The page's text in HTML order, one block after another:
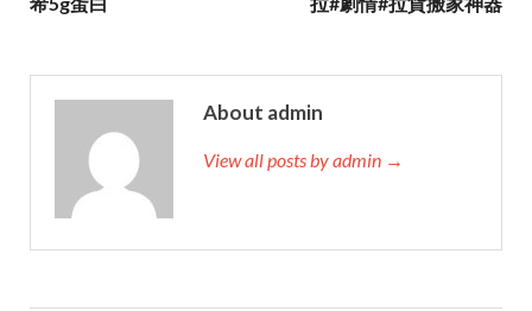
About admin
View all posts by admin →